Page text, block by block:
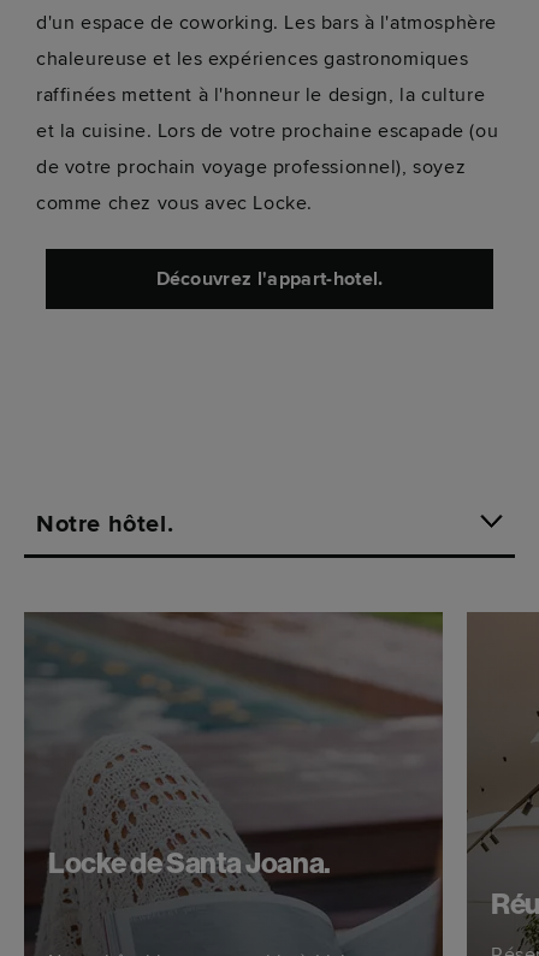
d'un espace de coworking. Les bars à l'atmosphère
chaleureuse et les expériences gastronomiques
raffinées mettent à l'honneur le design, la culture
et la cuisine. Lors de votre prochaine escapade (ou
de votre prochain voyage professionnel), soyez
comme chez vous avec Locke.
Découvrez l'appart-hotel.
Notre hôtel.
Locke de Santa Joana.